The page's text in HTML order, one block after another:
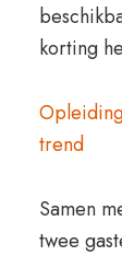
korting
trend
Samen
twee